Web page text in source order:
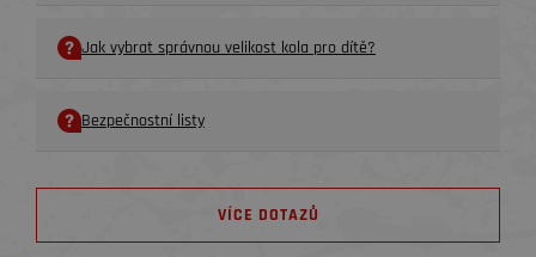
Jak vybrat správnou velikost kola pro dítě?
Bezpečnostní listy
VÍCE DOTAZŮ